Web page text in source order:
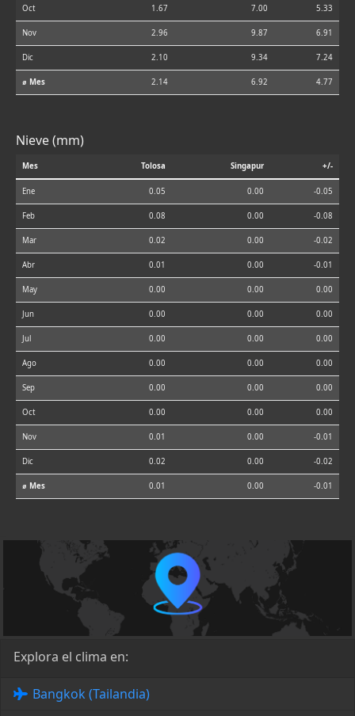
Oct 1.67 7.00 5.33
Nov 2.96 9.87 6.91
Dic 2.10 9.34 7.24
⌀ Mes 2.14 6.92 4.77
Nieve (mm)
Mes Tolosa Singapur +/-
Ene 0.05 0.00 -0.05
Feb 0.08 0.00 -0.08
Mar 0.02 0.00 -0.02
Abr 0.01 0.00 -0.01
May 0.00 0.00 0.00
Jun 0.00 0.00 0.00
Jul 0.00 0.00 0.00
Ago 0.00 0.00 0.00
Sep 0.00 0.00 0.00
Oct 0.00 0.00 0.00
Nov 0.01 0.00 -0.01
Dic 0.02 0.00 -0.02
⌀ Mes 0.01 0.00 -0.01
Explora el clima en:
Bangkok (Tailandia)